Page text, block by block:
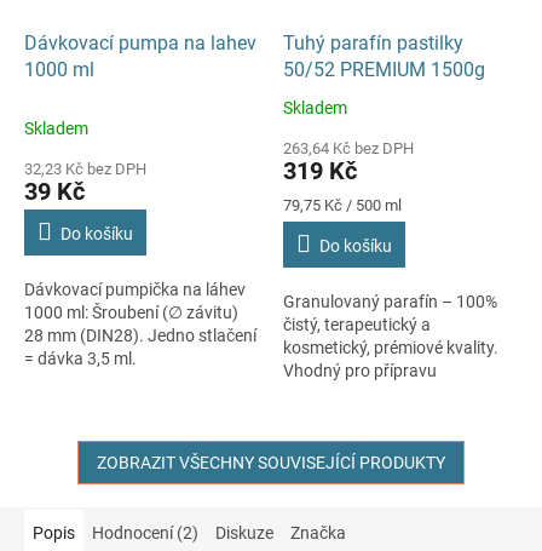
Dávkovací pumpa na lahev
1000 ml
Skladem
32,23 Kč bez DPH
39 Kč
Do košíku
Dávkovací pumpička na láhev
1000 ml: Šroubení (∅ závitu)
28 mm (DIN28). Jedno stlačení
= dávka 3,5 ml.
Tuhý parafín pastilky
50/52 PREMIUM 1500g
Průměrné
produktu
je
5,0
z
hvězdiček.
Skladem
263,64 Kč bez DPH
319 Kč
Měrná
cena:
79,75 Kč / 500 ml
Do košíku
Granulovaný parafín – 100%
čistý, terapeutický a
kosmetický, prémiové kvality.
Vhodný pro přípravu
/objem náplně:...
ZOBRAZIT VŠECHNY SOUVISEJÍCÍ PRODUKTY
Popis Hodnocení (2) Diskuze Značka